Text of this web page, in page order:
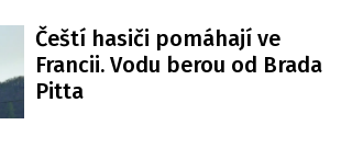
Čeští hasiči pomáhají ve
Francii. Vodu berou od Brada
Pitta